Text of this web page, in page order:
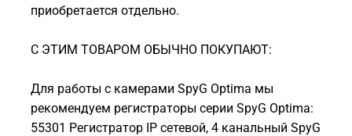
приобретается отдельно.
С ЭТИМ ТОВАРОМ ОБЫЧНО ПОКУПАЮТ:
Для работы с камерами SpyG Optima мы
рекомендуем регистраторы серии SpyG Optima:
55301 Регистратор IP сетевой, 4 канальный SpyG